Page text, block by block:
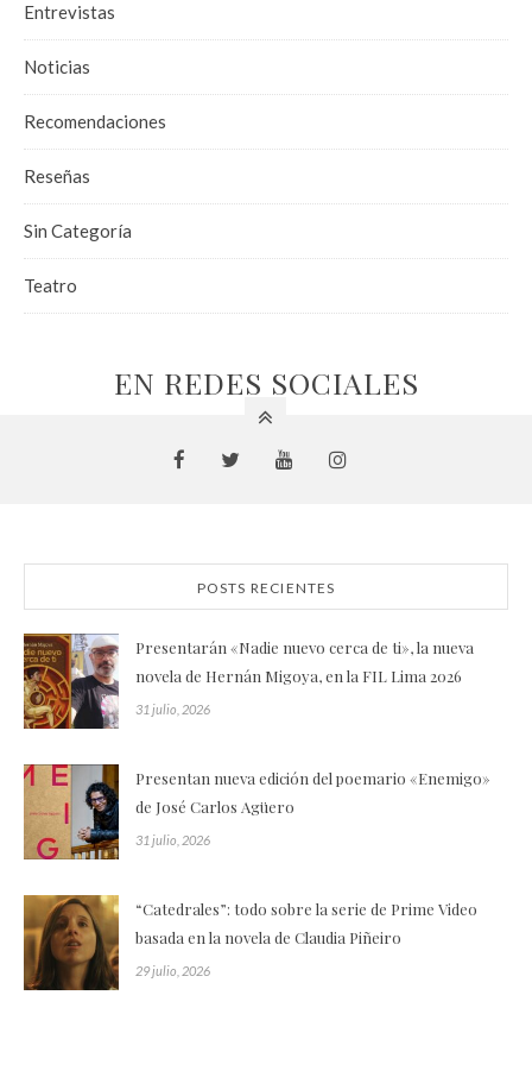
Entrevistas
Noticias
Recomendaciones
Reseñas
Sin Categoría
Teatro
EN REDES SOCIALES
POSTS RECIENTES
Presentarán «Nadie nuevo cerca de ti», la nueva
novela de Hernán Migoya, en la FIL Lima 2026
31 julio, 2026
Presentan nueva edición del poemario «Enemigo»
de José Carlos Agüero
31 julio, 2026
“Catedrales”: todo sobre la serie de Prime Video
basada en la novela de Claudia Piñeiro
29 julio, 2026